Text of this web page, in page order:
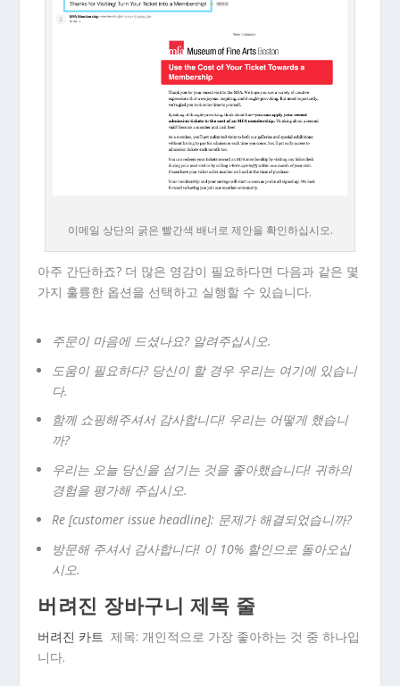
이메일 상단의 굵은 빨간색 배너로 제안을 확인하십시오.
아주 간단하죠? 더 많은 영감이 필요하다면 다음과 같은 몇
가지 훌륭한 옵션을 선택하고 실행할 수 있습니다.
주문이 마음에 드셨나요? 알려주십시오.
도움이 필요하다? 당신이 할 경우 우리는 여기에 있습니
다.
함께 쇼핑해주셔서 감사합니다! 우리는 어떻게 했습니
까?
우리는 오늘 당신을 섬기는 것을 좋아했습니다! 귀하의
경험을 평가해 주십시오.
Re [customer issue headline]: 문제가 해결되었습니까?
방문해 주셔서 감사합니다! 이 10% 할인으로 돌아오십
시오.
버려진 장바구니 제목 줄
버려진 카트 제목: 개인적으로 가장 좋아하는 것 중 하나입
니다.